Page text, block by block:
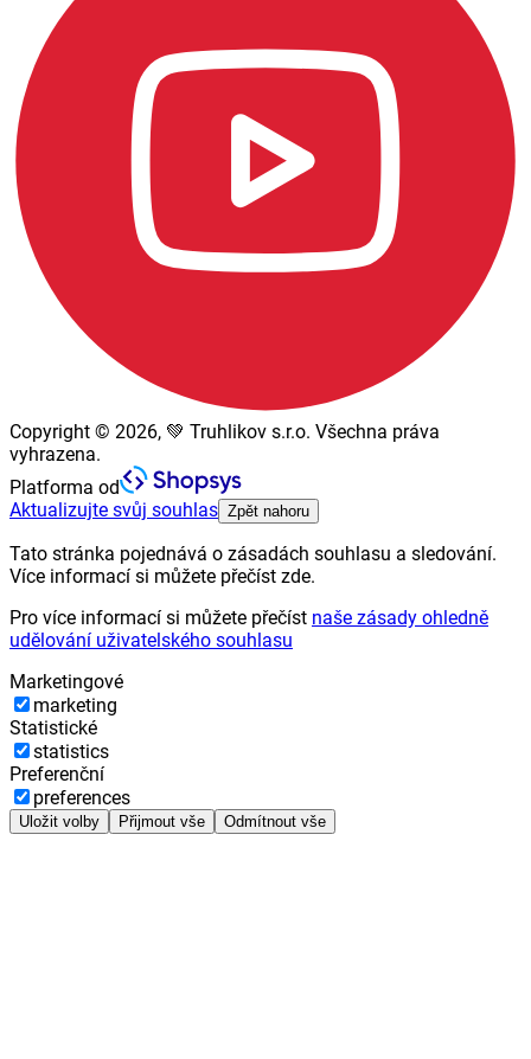
Copyright © 2026, 💚 Truhlikov s.r.o. Všechna práva
vyhrazena.
Platforma od
Aktualizujte svůj souhlas Zpět nahoru
Tato stránka pojednává o zásadách souhlasu a sledování.
Více informací si můžete přečíst zde.
Pro více informací si můžete přečíst naše zásady ohledně
udělování uživatelského souhlasu
Marketingové
marketing
Statistické
statistics
Preferenční
preferences
Uložit volby Přijmout vše Odmítnout vše